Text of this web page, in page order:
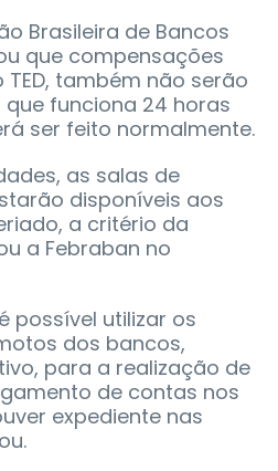
Brasileira de Bancos
que compensações
também não serão
que funciona 24 horas
ser feito normalmente.
as salas de
disponíveis aos
a critério da
a Febraban no
possível utilizar os
dos bancos,
para a realização de
de contas nos
expediente nas